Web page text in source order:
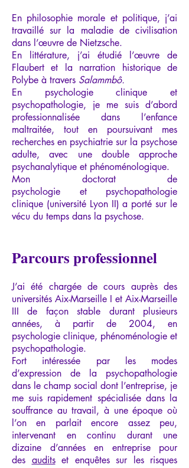
En philosophie morale et politique, j’ai
travaillé sur la maladie de civilisation
dans l’œuvre de Nietzsche.
En littérature, j’ai étudié l’œuvre de
Flaubert et la narration historique de
Polybe à travers Salammbô.
En psychologie clinique et
psychopathologie, je me suis d’abord
professionnalisée dans l’enfance
maltraitée, tout en poursuivant mes
recherches en psychiatrie sur la psychose
adulte, avec une double approche
psychanalytique et phénoménologique.
Mon doctorat de
psychologie et psychopathologie
clinique (université Lyon II) a porté sur le
vécu du temps dans la psychose.
Parcours professionnel
J’ai été chargée de cours auprès des
universités Aix-Marseille I et Aix-Marseille
III de façon stable durant plusieurs
années, à partir de 2004, en
psychologie clinique, phénoménologie et
psychopathologie.
Fort intéressée par les modes
d’expression de la psychopathologie
dans le champ social dont l’entreprise, je
me suis rapidement spécialisée dans la
souffrance au travail, à une époque où
l’on en parlait encore assez peu,
intervenant en continu durant une
dizaine d’années en entreprise pour
des auditset enquêtes sur les risques